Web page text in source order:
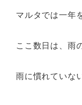
マルタでは一年
ここ数日は、雨
雨に慣れていな